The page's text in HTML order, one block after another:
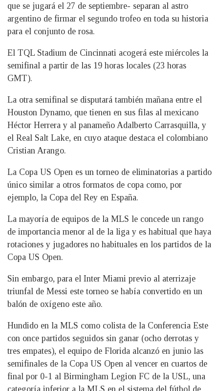
que se jugará el 27 de septiembre- separan al astro
argentino de firmar el segundo trofeo en toda su historia
para el conjunto de rosa.
El TQL Stadium de Cincinnati acogerá este miércoles la
semifinal a partir de las 19 horas locales (23 horas
GMT).
La otra semifinal se disputará también mañana entre el
Houston Dynamo, que tienen en sus filas al mexicano
Héctor Herrera y al panameño Adalberto Carrasquilla, y
el Real Salt Lake, en cuyo ataque destaca el colombiano
Cristian Arango.
La Copa US Open es un torneo de eliminatorias a partido
único similar a otros formatos de copa como, por
ejemplo, la Copa del Rey en España.
La mayoría de equipos de la MLS le concede un rango
de importancia menor al de la liga y es habitual que haya
rotaciones y jugadores no habituales en los partidos de la
Copa US Open.
Sin embargo, para el Inter Miami previo al aterrizaje
triunfal de Messi este torneo se había convertido en un
balón de oxígeno este año.
Hundido en la MLS como colista de la Conferencia Este
con once partidos seguidos sin ganar (ocho derrotas y
tres empates), el equipo de Florida alcanzó en junio las
semifinales de la Copa US Open al vencer en cuartos de
final por 0-1 al Birmingham Legion FC de la USL, una
categoría inferior a la MLS en el sistema del fútbol de